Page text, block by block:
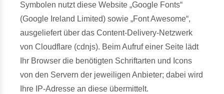
Symbolen nutzt diese Website „Google Fonts“
(Google Ireland Limited) sowie „Font Awesome“,
ausgeliefert über das Content-Delivery-Netzwerk
von Cloudflare (cdnjs). Beim Aufruf einer Seite lädt
Ihr Browser die benötigten Schriftarten und Icons
von den Servern der jeweiligen Anbieter; dabei wird
Ihre IP-Adresse an diese übermittelt.